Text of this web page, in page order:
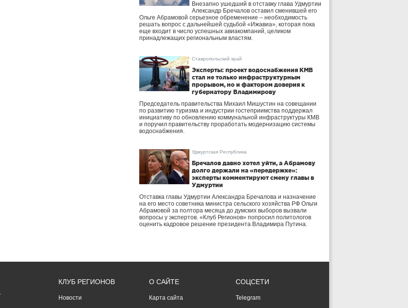
Внезапно ушедший в отставку глава Удмуртии
Александр Бречалов оставил сменившей его
Ольге Абрамовой серьезное обременение – необходимость
решать вопрос с дальнейшей судьбой «Ижавиа», которая пока
еще входит в число успешных авиакомпаний, целиком
принадлежащих региональным властям.
Ставропольский край
Эксперты: проект водоснабжения КМВ
стал не только инфраструктурным
прорывом, но и фактором доверия к
губернатору Владимирову
Председатель правительства Михаил Мишустин на совещании
по развитию туризма и индустрии гостеприимства поддержал
инициативу по обновлению коммунальной инфраструктуры КМВ
и поручил правительству проработать модернизацию системы
водоснабжения.
Удмуртская Республика
Бречалов давно хотел уйти, а Абрамову
долго держали на «передержке»:
эксперты комментируют смену главы в
Удмуртии
Отставка главы Удмуртии Александра Бречалова и назначение
на его место советника министра сельского хозяйства РФ Ольги
Абрамовой за полтора месяца до думских выборов вызвали
вопросы у экспертов. «Клуб Регионов» попросил политологов
оценить кадровое решение президента Владимира Путина.
КЛУБ РЕГИОНОВ
Новости
О САЙТЕ
Карта сайта
СОЦСЕТИ
Telegram